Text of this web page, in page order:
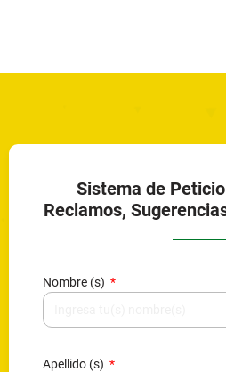
Sistema de
Reclamos,
Nombre (s)
Apellido (s)